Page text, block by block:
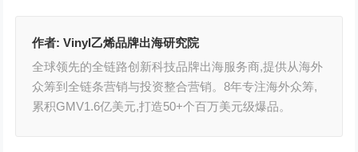
作者:Vinyl乙烯品牌出海研究院
全球领先的全链路创新科技品牌出海服务商,提供从海外
众筹到全链条营销与投资整合营销。8年专注海外众筹,
累积GMV1.6亿美元,打造50+个百万美元级爆品。